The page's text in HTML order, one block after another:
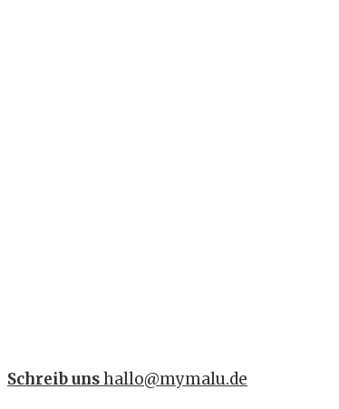
Schreib unshallo@mymalu.de